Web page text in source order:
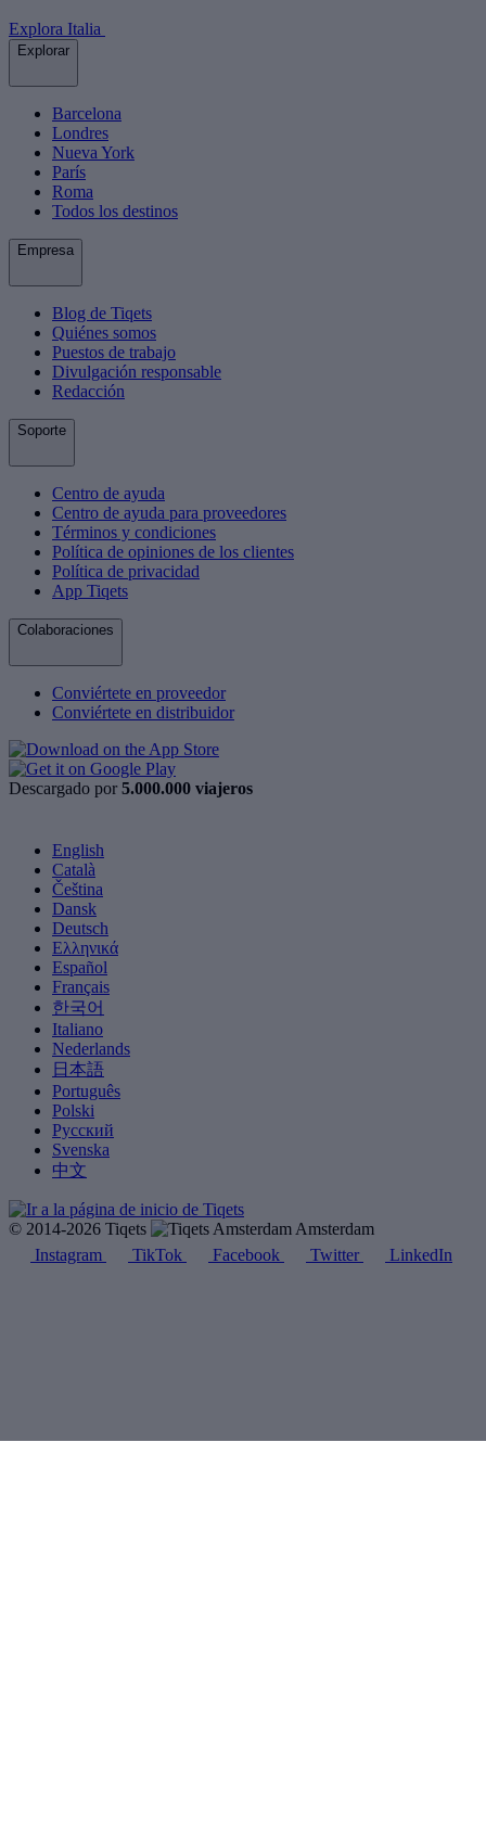
Explora Italia
Explorar
Barcelona
Londres
Nueva York
París
Roma
Todos los destinos
Empresa
Blog de Tiqets
Quiénes somos
Puestos de trabajo
Divulgación responsable
Redacción
Soporte
Centro de ayuda
Centro de ayuda para proveedores
Términos y condiciones
Política de opiniones de los clientes
Política de privacidad
App Tiqets
Colaboraciones
Conviértete en proveedor
Conviértete en distribuidor
Descargado por 5.000.000 viajeros
English
Català
Čeština
Dansk
Deutsch
Ελληνικά
Español
Français
한국어
Italiano
Nederlands
日本語
Português
Polski
Русский
Svenska
中文
© 2014-2026 Tiqets
Amsterdam
Instagram
TikTok Facebook Twitter LinkedIn